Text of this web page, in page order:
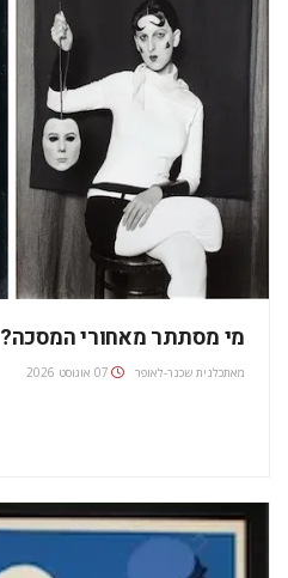
מי מסתתר מאחורי המסכה?
מאתכלנית שכנר-לאופר 07 אוגוסט 2026